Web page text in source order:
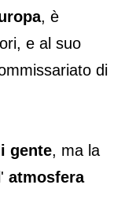
, è
e al suo
di
gente, ma la
atmosfera